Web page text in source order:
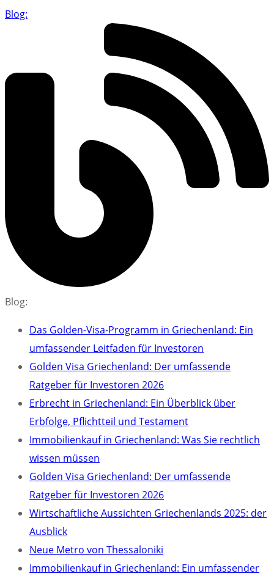
Blog:
Blog:
Das Golden-Visa-Programm in Griechenland: Ein
umfassender Leitfaden für Investoren
Golden Visa Griechenland: Der umfassende
Ratgeber für Investoren 2026
Erbrecht in Griechenland: Ein Überblick über
Erbfolge, Pflichtteil und Testament
Immobilienkauf in Griechenland: Was Sie rechtlich
wissen müssen
Golden Visa Griechenland: Der umfassende
Ratgeber für Investoren 2026
Wirtschaftliche Aussichten Griechenlands 2025: der
Ausblick
Neue Metro von Thessaloniki
Immobilienkauf in Griechenland: Ein umfassender